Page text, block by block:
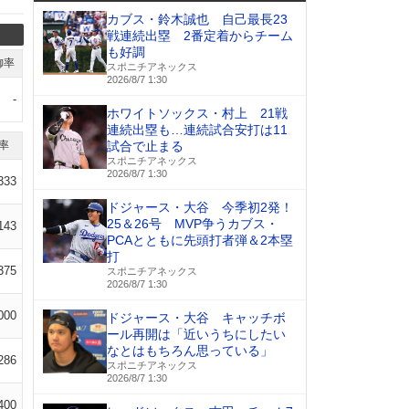
率
-
カブス・鈴木誠也 自己最長23
戦連続出塁 2番定着からチーム
も好調
スポニチアネックス
2026/8/7 1:30
ホワイトソックス・村上 21戦
連続出塁も…連続試合安打は11
試合で止まる
スポニチアネックス
2026/8/7 1:30
ドジャース・大谷 今季初2発！
25＆26号 MVP争うカブス・
PCAとともに先頭打者弾＆2本塁
打
スポニチアネックス
2026/8/7 1:30
ドジャース・大谷 キャッチボ
ール再開は「近いうちにしたい
なとはもちろん思っている」
スポニチアネックス
2026/8/7 1:30